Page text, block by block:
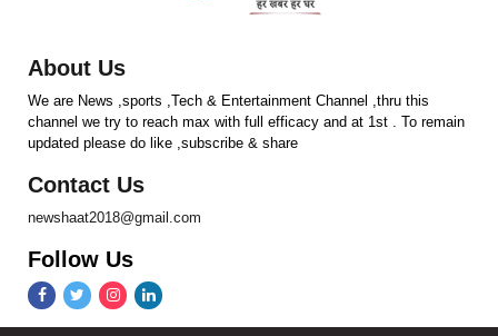
About Us
We are News ,sports ,Tech & Entertainment Channel ,thru this
channel we try to reach max with full efficacy and at 1st . To remain
updated please do like ,subscribe & share
Contact Us
newshaat2018@gmail.com
Follow Us